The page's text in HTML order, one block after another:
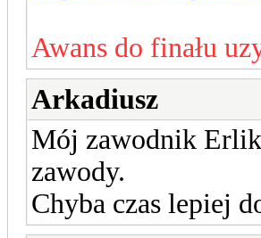
Awans do finału
Arkadiusz
Mój zawodnik Erlik
zawody.
Chyba czas lepiej